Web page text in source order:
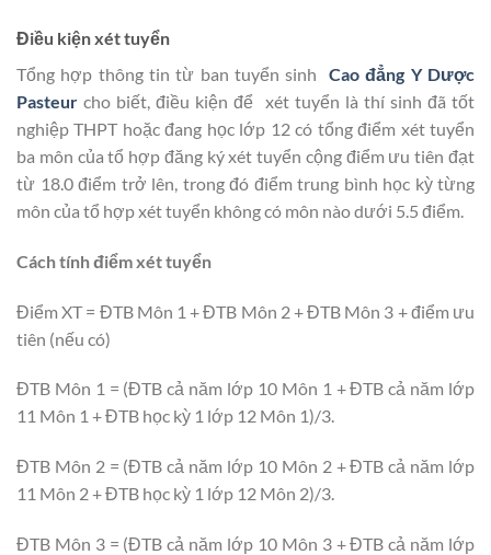
Điều kiện xét tuyển
Tổng hợp thông tin từ ban tuyển sinh Cao đẳng Y Dược
Pasteur cho biết, điều kiện để xét tuyển là thí sinh đã tốt
nghiệp THPT hoặc đang học lớp 12 có tổng điểm xét tuyển
ba môn của tổ hợp đăng ký xét tuyển cộng điểm ưu tiên đạt
từ 18.0 điểm trở lên, trong đó điểm trung bình học kỳ từng
môn của tổ hợp xét tuyển không có môn nào dưới 5.5 điểm.
Cách tính điểm xét tuyển
Điểm XT = ĐTB Môn 1 + ĐTB Môn 2 + ĐTB Môn 3 + điểm ưu
tiên (nếu có)
ĐTB Môn 1 = (ĐTB cả năm lớp 10 Môn 1 + ĐTB cả năm lớp
11 Môn 1 + ĐTB học kỳ 1 lớp 12 Môn 1)/3.
ĐTB Môn 2 = (ĐTB cả năm lớp 10 Môn 2 + ĐTB cả năm lớp
11 Môn 2 + ĐTB học kỳ 1 lớp 12 Môn 2)/3.
ĐTB Môn 3 = (ĐTB cả năm lớp 10 Môn 3 + ĐTB cả năm lớp